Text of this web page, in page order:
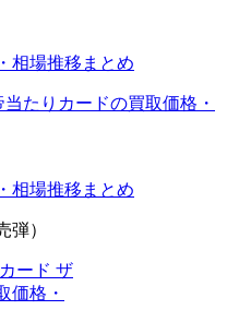
相場推移まとめ
相場推移まとめ
弾）